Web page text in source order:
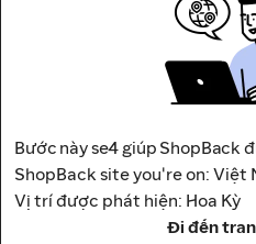
Địa chỉ: Tầng 12, Tháp A, Trụ
Thương Mại Viettel,
số 285 Cách Mạng Tháng 8,
Hồ Chí Minh, Việt Nam
Bước này se4 giúp ShopBack
ShopBack site you're on: Việt
Vị trí được phát hiện: Hoa Kỳ
Đi đến